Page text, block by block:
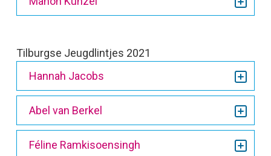
Tilburgse Jeugdlintjes 2021
Hannah Jacobs
Abel van Berkel
Féline Ramkisoensingh